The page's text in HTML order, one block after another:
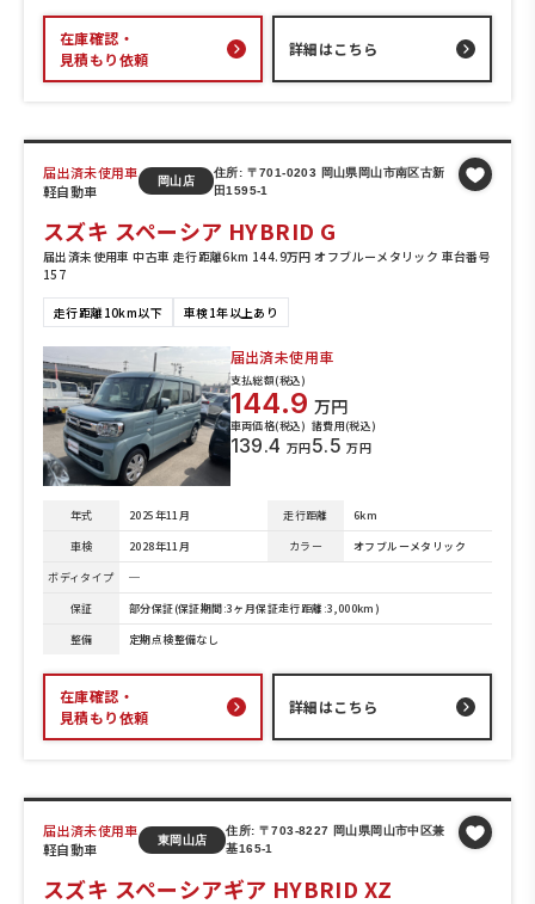
在庫確認・
見積もり依頼
詳細はこちら
届出済未使用車
軽自動車
岡山店
住所: 〒701-0203 岡山県岡山市南区古新
田1595-1
スズキ スペーシア HYBRID G
届出済未使用車 中古車 走行距離6km 144.9万円 オフブルーメタリック 車台番号
157
走行距離10km以下 車検1年以上あり
届出済未使用車
支払総額(税込)
144.9 万円
車両価格(税込)
139.4 万円
諸費用(税込)
5.5 万円
年式 2025年11月 走行距離
6km
車検
2028年11月 カラー
オフブルーメタリック
ボディタイプ
─
保証
部分保証(保証期間:3ヶ月保証走行距離:3,000km)
整備
定期点検整備なし
在庫確認・
見積もり依頼
詳細はこちら
届出済未使用車
軽自動車
東岡山店
住所: 〒703-8227 岡山県岡山市中区兼
基165-1
スズキ スペーシアギア HYBRID XZ